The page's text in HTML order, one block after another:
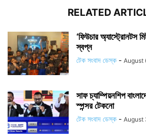
RELATED
‘ফিউচার অ্যাস্ট্রোনটস
স্বপ্ন
টেক সংবাদ ডেস্ক - August
সাফ চ্যাম্পিয়নশিপ
স্পন্সর টেকনো
টেক সংবাদ ডেস্ক - August